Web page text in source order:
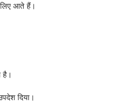
लिए आते हैं।
है।
दिया।